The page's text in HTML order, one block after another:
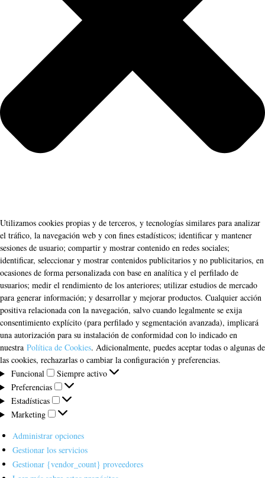
Utilizamos cookies propias y de terceros, y tecnologías similares para analizar
el tráfico, la navegación web y con fines estadísticos; identificar y mantener
sesiones de usuario; compartir y mostrar contenido en redes sociales;
identificar, seleccionar y mostrar contenidos publicitarios y no publicitarios, en
ocasiones de forma personalizada con base en analítica y el perfilado de
usuarios; medir el rendimiento de los anteriores; utilizar estudios de mercado
para generar información; y desarrollar y mejorar productos. Cualquier acción
positiva relacionada con la navegación, salvo cuando legalmente se exija
consentimiento explícito (para perfilado y segmentación avanzada), implicará
una autorización para su instalación de conformidad con lo indicado en
nuestra Política de Cookies. Adicionalmente, puedes aceptar todas o algunas de
las cookies, rechazarlas o cambiar la configuración y preferencias.
Funcional
Funcional
Siempre activo
Preferencias
Preferencias
Estadísticas
Estadísticas
Marketing
Marketing
Administrar opciones
Gestionar los servicios
Gestionar {vendor_count} proveedores